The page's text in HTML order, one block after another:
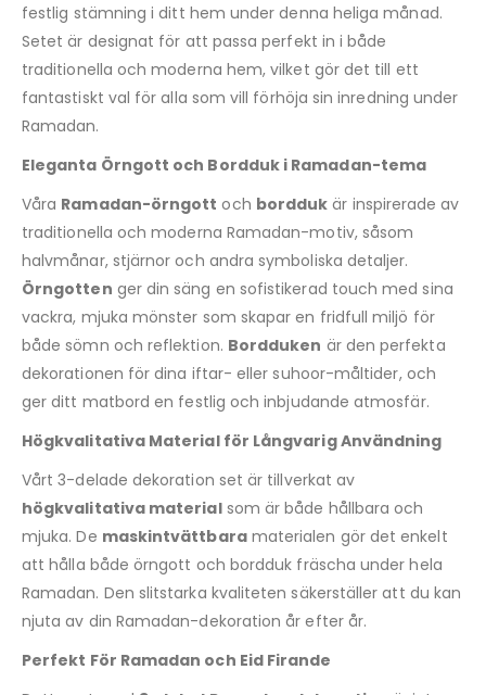
festlig stämning i ditt hem under denna heliga månad.
Setet är designat för att passa perfekt in i både
traditionella och moderna hem, vilket gör det till ett
fantastiskt val för alla som vill förhöja sin inredning under
Ramadan.
Eleganta Örngott och Bordduk i Ramadan-tema
Våra Ramadan-örngott och bordduk är inspirerade av
traditionella och moderna Ramadan-motiv, såsom
halvmånar, stjärnor och andra symboliska detaljer.
Örngotten ger din säng en sofistikerad touch med sina
vackra, mjuka mönster som skapar en fridfull miljö för
både sömn och reflektion. Bordduken är den perfekta
dekorationen för dina iftar- eller suhoor-måltider, och
ger ditt matbord en festlig och inbjudande atmosfär.
Högkvalitativa Material för Långvarig Användning
Vårt 3-delade dekoration set är tillverkat av
högkvalitativa materialsom är både hållbara och
mjuka. De maskintvättbaramaterialen gör det enkelt
att hålla både örngott och bordduk fräscha under hela
Ramadan. Den slitstarka kvaliteten säkerställer att du kan
njuta av din Ramadan-dekoration år efter år.
Perfekt För Ramadan och Eid Firande